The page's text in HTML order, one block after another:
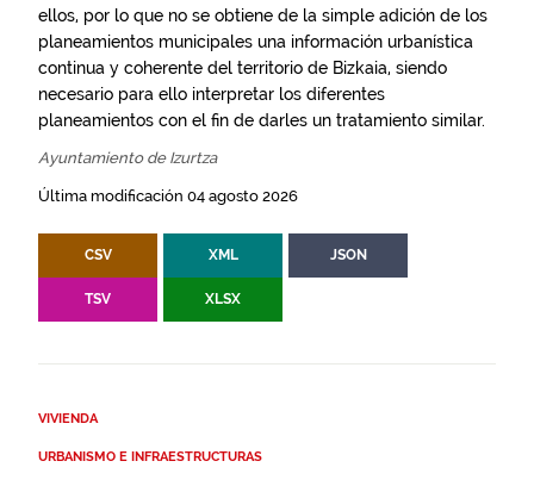
ellos, por lo que no se obtiene de la simple adición de los
planeamientos municipales una información urbanística
continua y coherente del territorio de Bizkaia, siendo
necesario para ello interpretar los diferentes
planeamientos con el fin de darles un tratamiento similar.
Ayuntamiento de Izurtza
Última modificación 04 agosto 2026
CSV XML JSON
TSV XLSX
VIVIENDA
URBANISMO E INFRAESTRUCTURAS